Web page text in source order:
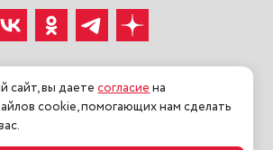
ООО «МОДНАЯ ИСТОРИЯ» Все права
сайт, вы даетесогласие на
cookie, помогающих нам сделать